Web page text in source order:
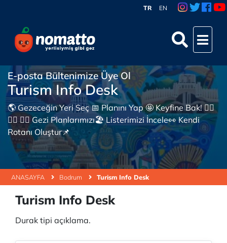
TR EN
ANASAYFA Bodrum Turism Info Desk
E-posta Bültenimize Üye Ol
Turism Info Desk
🌎 Gezeceğin Yeri Seç 📅 Planını Yap 🤩 Keyfine Bak! 👇🏼
👇🏼 👇🏼 Gezi Planlarımızı🏖 Listerimizi İncele👀 Kendi
Rotanı Oluştur📌
Turism Info Desk
Durak tipi açıklama.